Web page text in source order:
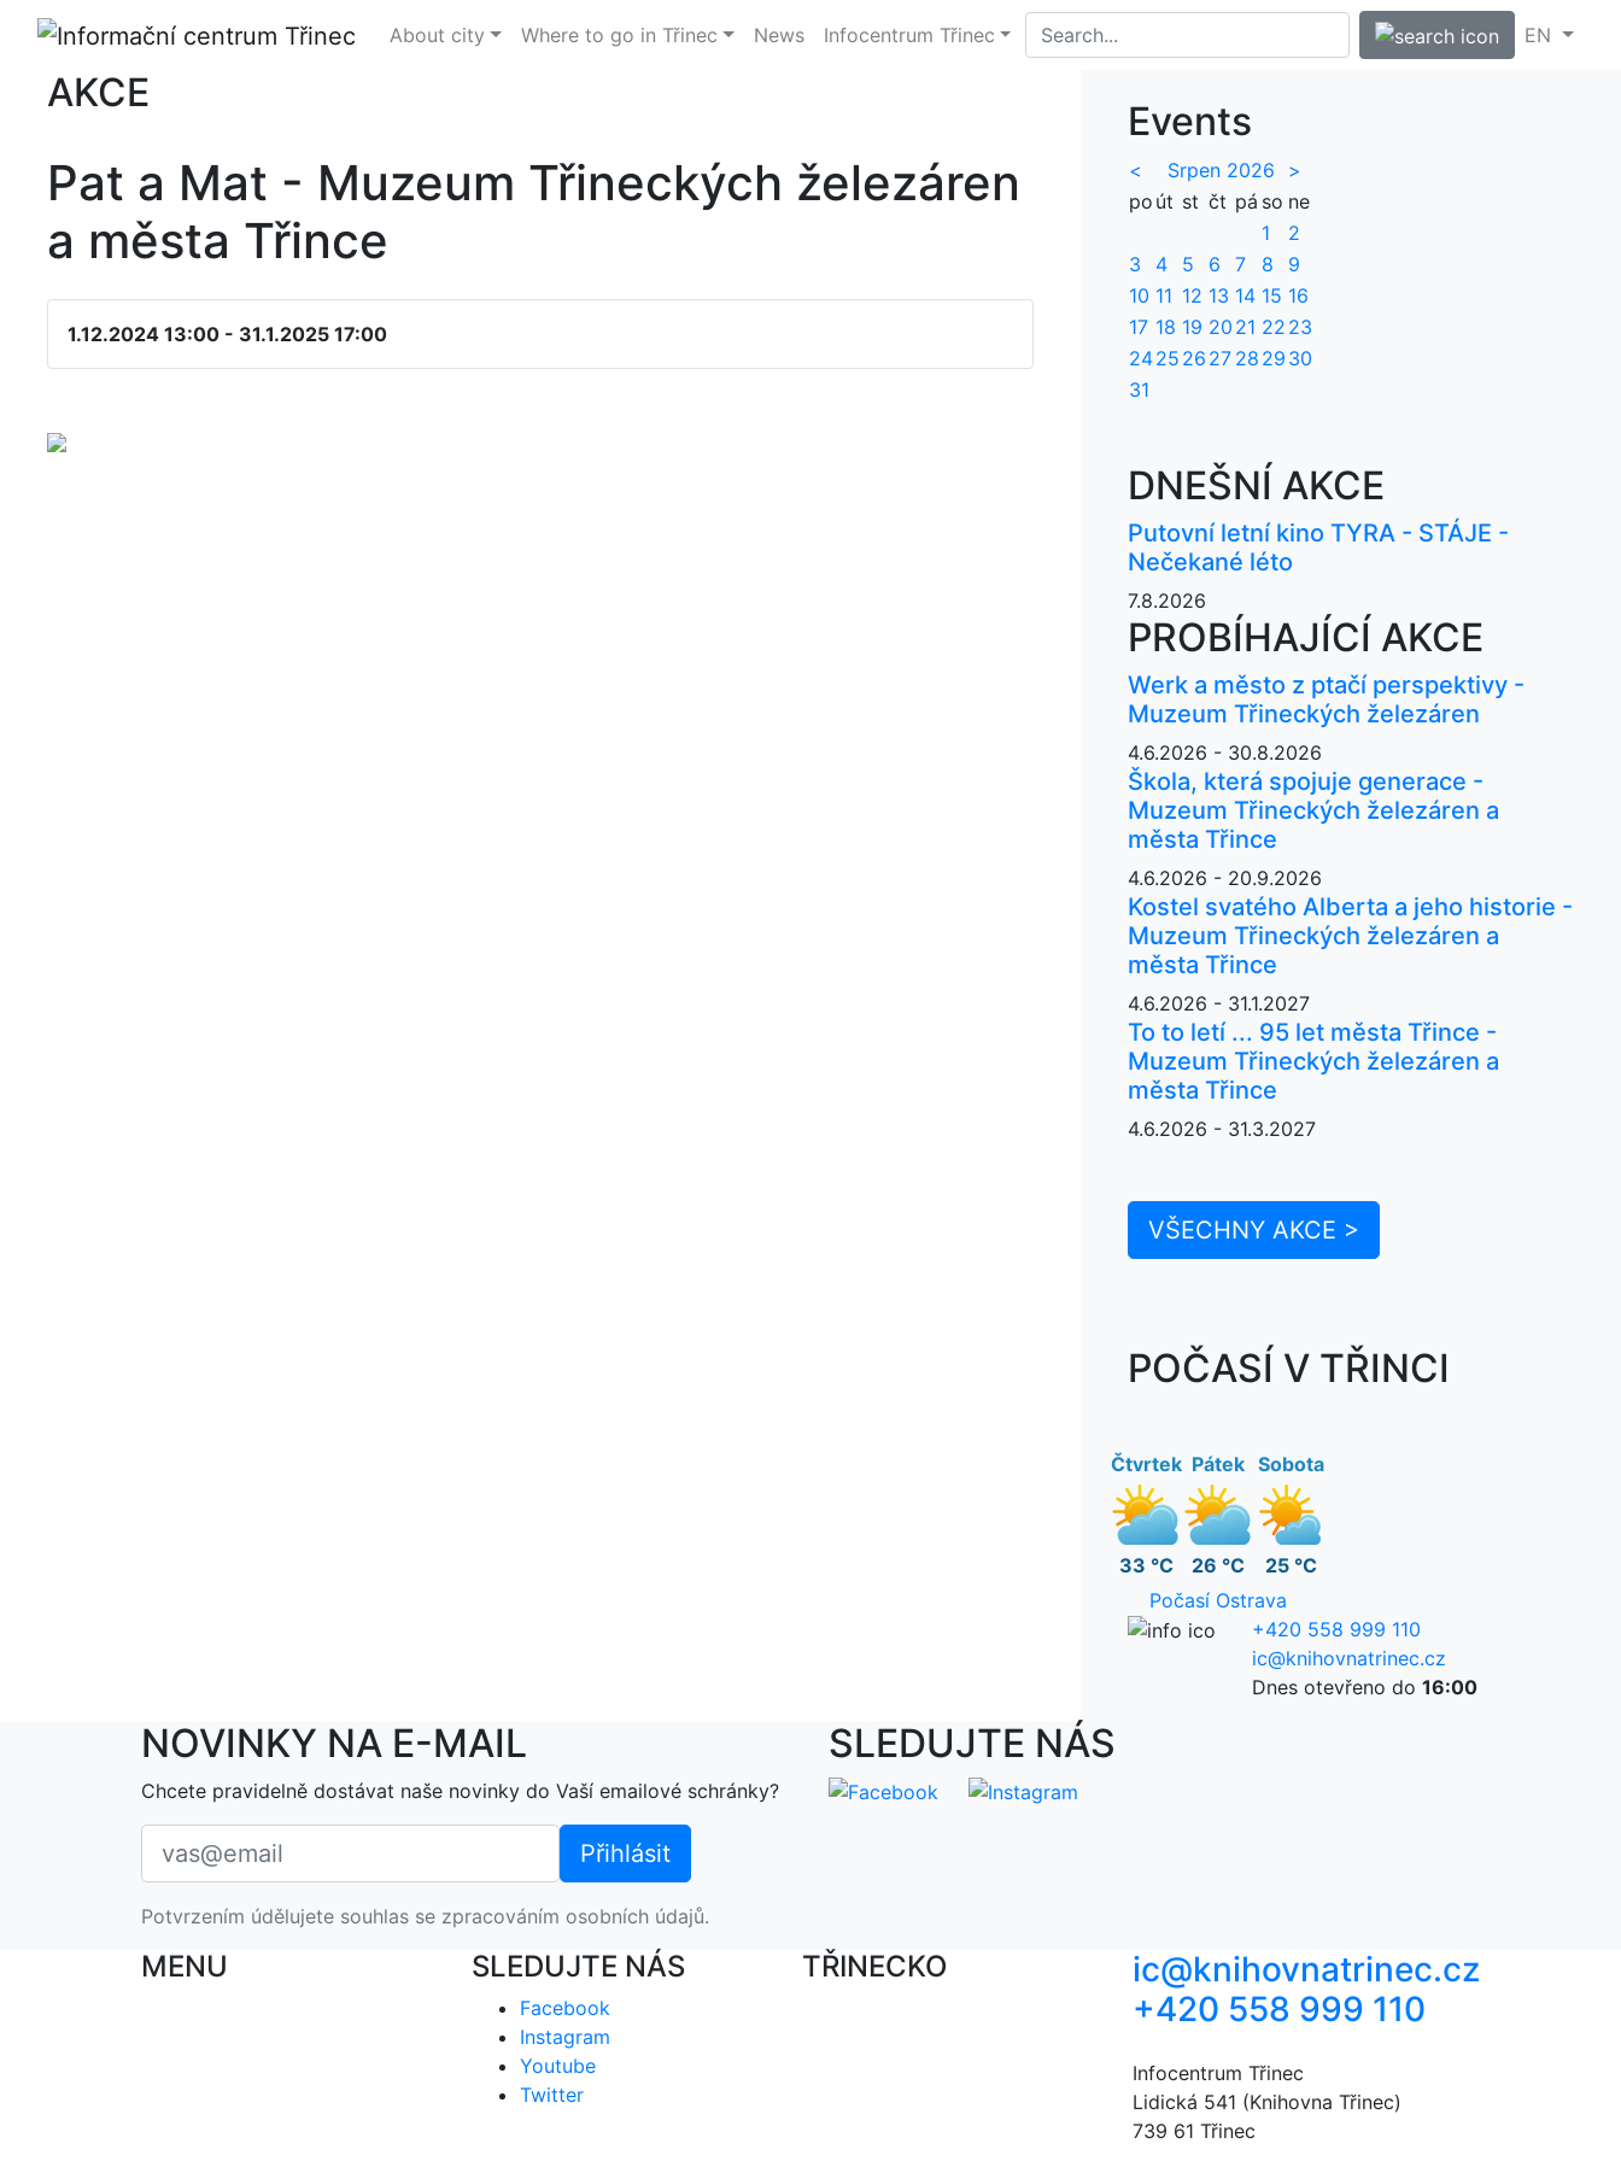
About city Where to go in Třinec News Infocentrum Třinec EN
AKCE
Pat a Mat - Muzeum Třineckých železáren
a města Třince
1.12.2024 13:00 - 31.1.2025 17:00
Events
< Srpen 2026
>
po út st čt pá so ne
1
2
3
4 5 6 7 8
9
10 11 12 13 14 15 16
17 18 19 20 21 22 23
2425 26 27 28 29 30
31
DNEŠNÍ AKCE
Putovní letní kino TYRA - STÁJE -
Nečekané léto
7.8.2026
PROBÍHAJÍCÍ AKCE
Werk a město z ptačí perspektivy -
Muzeum Třineckých železáren
4.6.2026 - 30.8.2026
Škola, která spojuje generace -
Muzeum Třineckých železáren a
města Třince
4.6.2026 - 20.9.2026
Kostel svatého Alberta a jeho historie -
Muzeum Třineckých železáren a
města Třince
4.6.2026 - 31.1.2027
To to letí ... 95 let města Třince -
Muzeum Třineckých železáren a
města Třince
4.6.2026 - 31.3.2027
VŠECHNY AKCE >
POČASÍ V TŘINCI
Čtvrtek
33 °C
Pátek
26 °C
Sobota
25 °C
Počasí Ostrava
+420 558 999 110
ic@knihovnatrinec.cz
Dnes otevřeno do 16:00
NOVINKY NA E-MAIL
Chcete pravidelně dostávat naše novinky do Vaší emailové schránky?
Potvrzením údělujete souhlas se zpracováním osobních údajů.
SLEDUJTE NÁS
MENU SLEDUJTE NÁS
Facebook
Instagram
Youtube
Twitter
TŘINECKO
ic@knihovnatrinec.cz
+420 558 999 110
Infocentrum Třinec
Lidická 541 (Knihovna Třinec)
739 61 Třinec